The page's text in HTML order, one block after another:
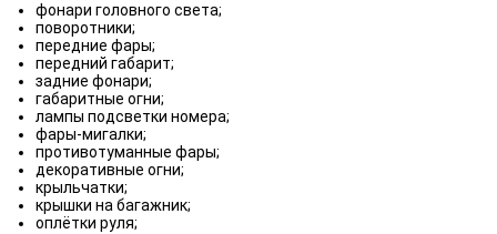
фонари головного света;
поворотники;
передние фары;
передний габарит;
задние фонари;
габаритные огни;
лампы подсветки номера;
фары-мигалки;
противотуманные фары;
декоративные огни;
крыльчатки;
крышки на багажник;
оплётки руля;